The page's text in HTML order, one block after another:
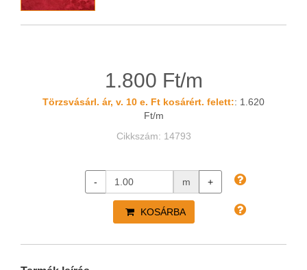
1.800 Ft/m
Törzsvásárl. ár, v. 10 e. Ft kosárért. felett:: 1.620
Ft/m
Cikkszám: 14793
- m +
KOSÁRBA